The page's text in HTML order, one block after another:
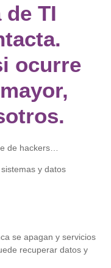
TI
ocurre
de hackers…
y datos
se apagan y servicios
recuperar datos y